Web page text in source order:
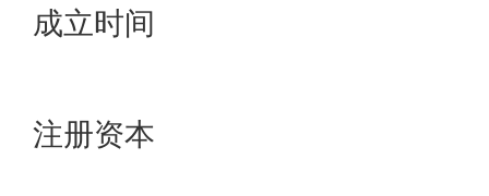
成立时间
注册资本